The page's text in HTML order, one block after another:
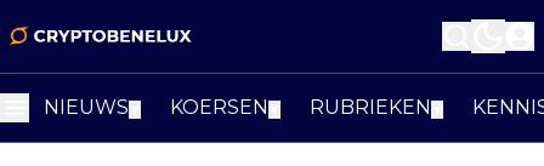
NIEUWS KOERSEN RUBRIEKEN